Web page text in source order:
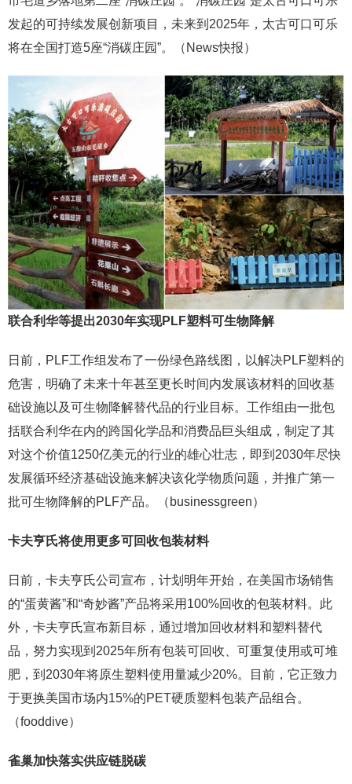
发起的可持续发展创新项目，未来到2025年，太古可口可乐
将在全国打造5座“消碳庄园”。（News快报）
联合利华等提出2030年实现PLF塑料可生物降解
日前，PLF工作组发布了一份绿色路线图，以解决PLF塑料的
危害，明确了未来十年甚至更长时间内发展该材料的回收基
础设施以及可生物降解替代品的行业目标。工作组由一批包
括联合利华在内的跨国化学品和消费品巨头组成，制定了其
对这个价值1250亿美元的行业的雄心壮志，即到2030年尽快
发展循环经济基础设施来解决该化学物质问题，并推广第一
批可生物降解的PLF产品。（businessgreen）
卡夫亨氏将使用更多可回收包装材料
日前，卡夫亨氏公司宣布，计划明年开始，在美国市场销售
的“蛋黄酱”和“奇妙酱”产品将采用100%回收的包装材料。此
外，卡夫亨氏宣布新目标，通过增加回收材料和塑料替代
品，努力实现到2025年所有包装可回收、可重复使用或可堆
肥，到2030年将原生塑料使用量减少20%。目前，它正致力
于更换美国市场内15%的PET硬质塑料包装产品组合。
（fooddive）
雀巢加快落实供应链脱碳